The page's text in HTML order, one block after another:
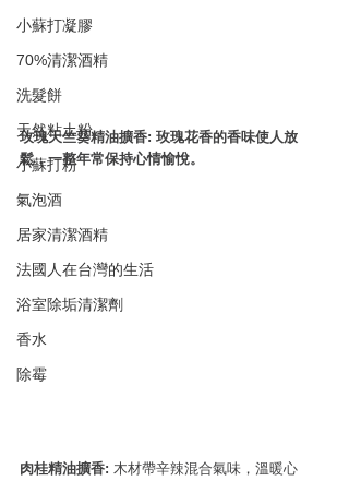
小蘇打凝膠
70%清潔酒精
洗髮餅
天然粘土粉
小蘇打粉
氣泡酒
居家清潔酒精
法國人在台灣的生活
浴室除垢清潔劑
香水
除霉
玫瑰天竺葵精油擴香: 玫瑰花香的香味使人放
鬆，一整年常保持心情愉悅。
肉桂精油擴香: 木材帶辛辣混合氣味，溫暖心